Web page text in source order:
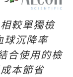
較單獨檢
球沉降率
合使用的檢
本節省